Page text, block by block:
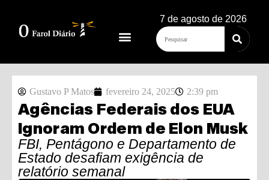
7 de agosto de 2026
Gustavo P Matos fevereiro 24, 2025 2:39 pm
Agências Federais dos EUA
Ignoram Ordem de Elon Musk
FBI, Pentágono e Departamento de
Estado desafiam exigência de
relatório semanal